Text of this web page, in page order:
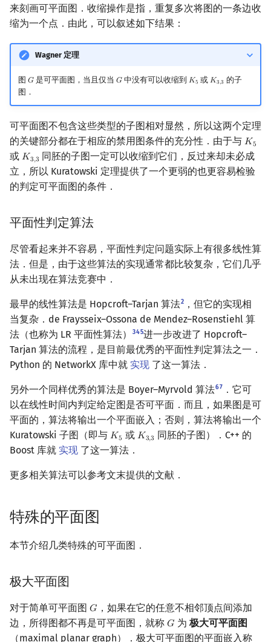
来刻画可平面图．收缩操作是指，重复多次将图的一条边收
缩为一个点．由此，可以叙述如下结果：
Wagner 定理
图 𝐺
G是可平面图，当且仅当 𝐺
G中没有可以收缩到 𝐾5
K5 或 𝐾3,3
K3,3 的子
图．
可平面图不包含这些类型的子图相对显然，所以这两个定理
的关键部分都在于相应的禁用图条件的充分性．由于与 𝐾5
K5
或 𝐾3,3
K3,3 同胚的子图一定可以收缩到它们，反过来却未必成
立，所以 Kuratowski 定理提供了一个更弱的也更容易检验
的判定可平面图的条件．
平面性判定算法
尽管看起来并不容易，平面性判定问题实际上有很多线性算
法．但是，由于这些算法的实现通常都比较复杂，它们几乎
从未出现在算法竞赛中．
最早的线性算法是 Hopcroft–Tarjan 算法2 ，但它的实现相
当复杂．de Fraysseix–Ossona de Mendez–Rosenstiehl 算
法（也称为 LR 平面性算法）
345进一步改进了 Hopcroft–
Tarjan 算法的流程，是目前最优秀的平面性判定算法之一．
Python 的 NetworkX 库中就 实现 了这一算法．
另外一个同样优秀的算法是 Boyer–Myrvold 算法67 ．它可
以在线性时间内判定给定图是否可平面．而且，如果图是可
平面的，算法将输出一个平面嵌入；否则，算法将输出一个
Kuratowski 子图（即与 𝐾5
K5 或 𝐾3,3
K3,3 同胚的子图）．C++ 的
Boost 库就 实现 了这一算法．
更多相关算法可以参考文末提供的文献．
特殊的平面图
本节介绍几类特殊的可平面图．
极大平面图
对于简单可平面图 𝐺
G ，如果在它的任意不相邻顶点间添加
边，所得图都不再是可平面图，就称 𝐺
G 为 极大可平面图
（maximal planar graph）．极大可平面图的平面嵌入称